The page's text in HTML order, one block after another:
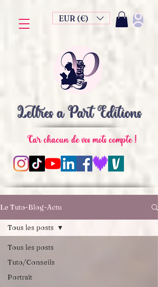
Lettres à Part Editions
Car chacun de vos mots compte !
EUR (€)
Le Tuto-Blog-Actu
Tous les posts
Tuto/Conseils
Portrait
Tous les posts